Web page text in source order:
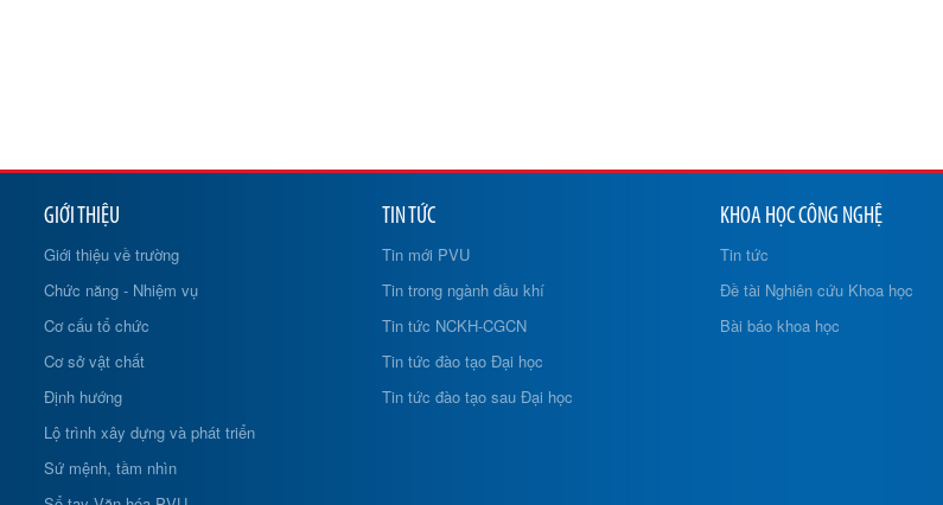
GIỚI THIỆU
Giới thiệu về trường
Chức năng - Nhiệm vụ
Cơ cấu tổ chức
Cơ sở vật chất
Định hướng
Lộ trình xây dựng và phát triển
Sứ mệnh, tầm nhìn
TIN TỨC
Tin mới PVU
Tin trong ngành dầu khí
Tin tức NCKH-CGCN
Tin tức đào tạo Đại học
Tin tức đào tạo sau Đại học
KHOA HỌC CÔNG NGHỆ
Tin tức
Đề tài Nghiên cứu Khoa học
Bài báo khoa học